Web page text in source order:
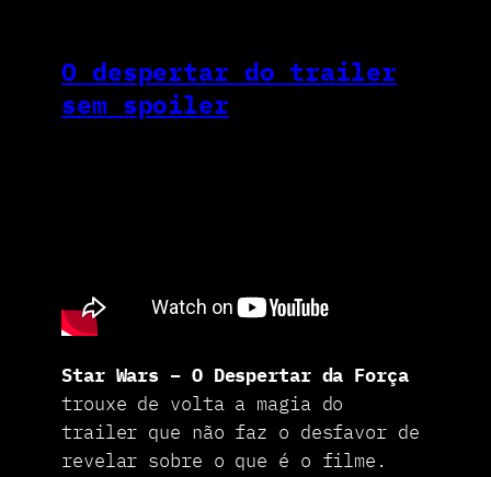
O despertar do trailer
sem spoiler
Star Wars – O Despertar da Força
trouxe de volta a magia do
trailer que não faz o desfavor de
revelar sobre o que é o filme.